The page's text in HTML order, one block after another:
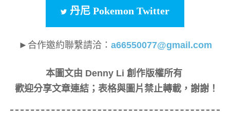
丹尼 Pokemon Twitter
►合作邀約聯繫請洽： a66550077@gmail.com
本圖文由 Denny Li 創作版權所有
歡迎分享文章連結；表格與圖片禁止轉載，謝謝！